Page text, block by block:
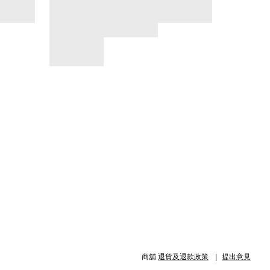
商舖 退貨及退款政策 提出意見